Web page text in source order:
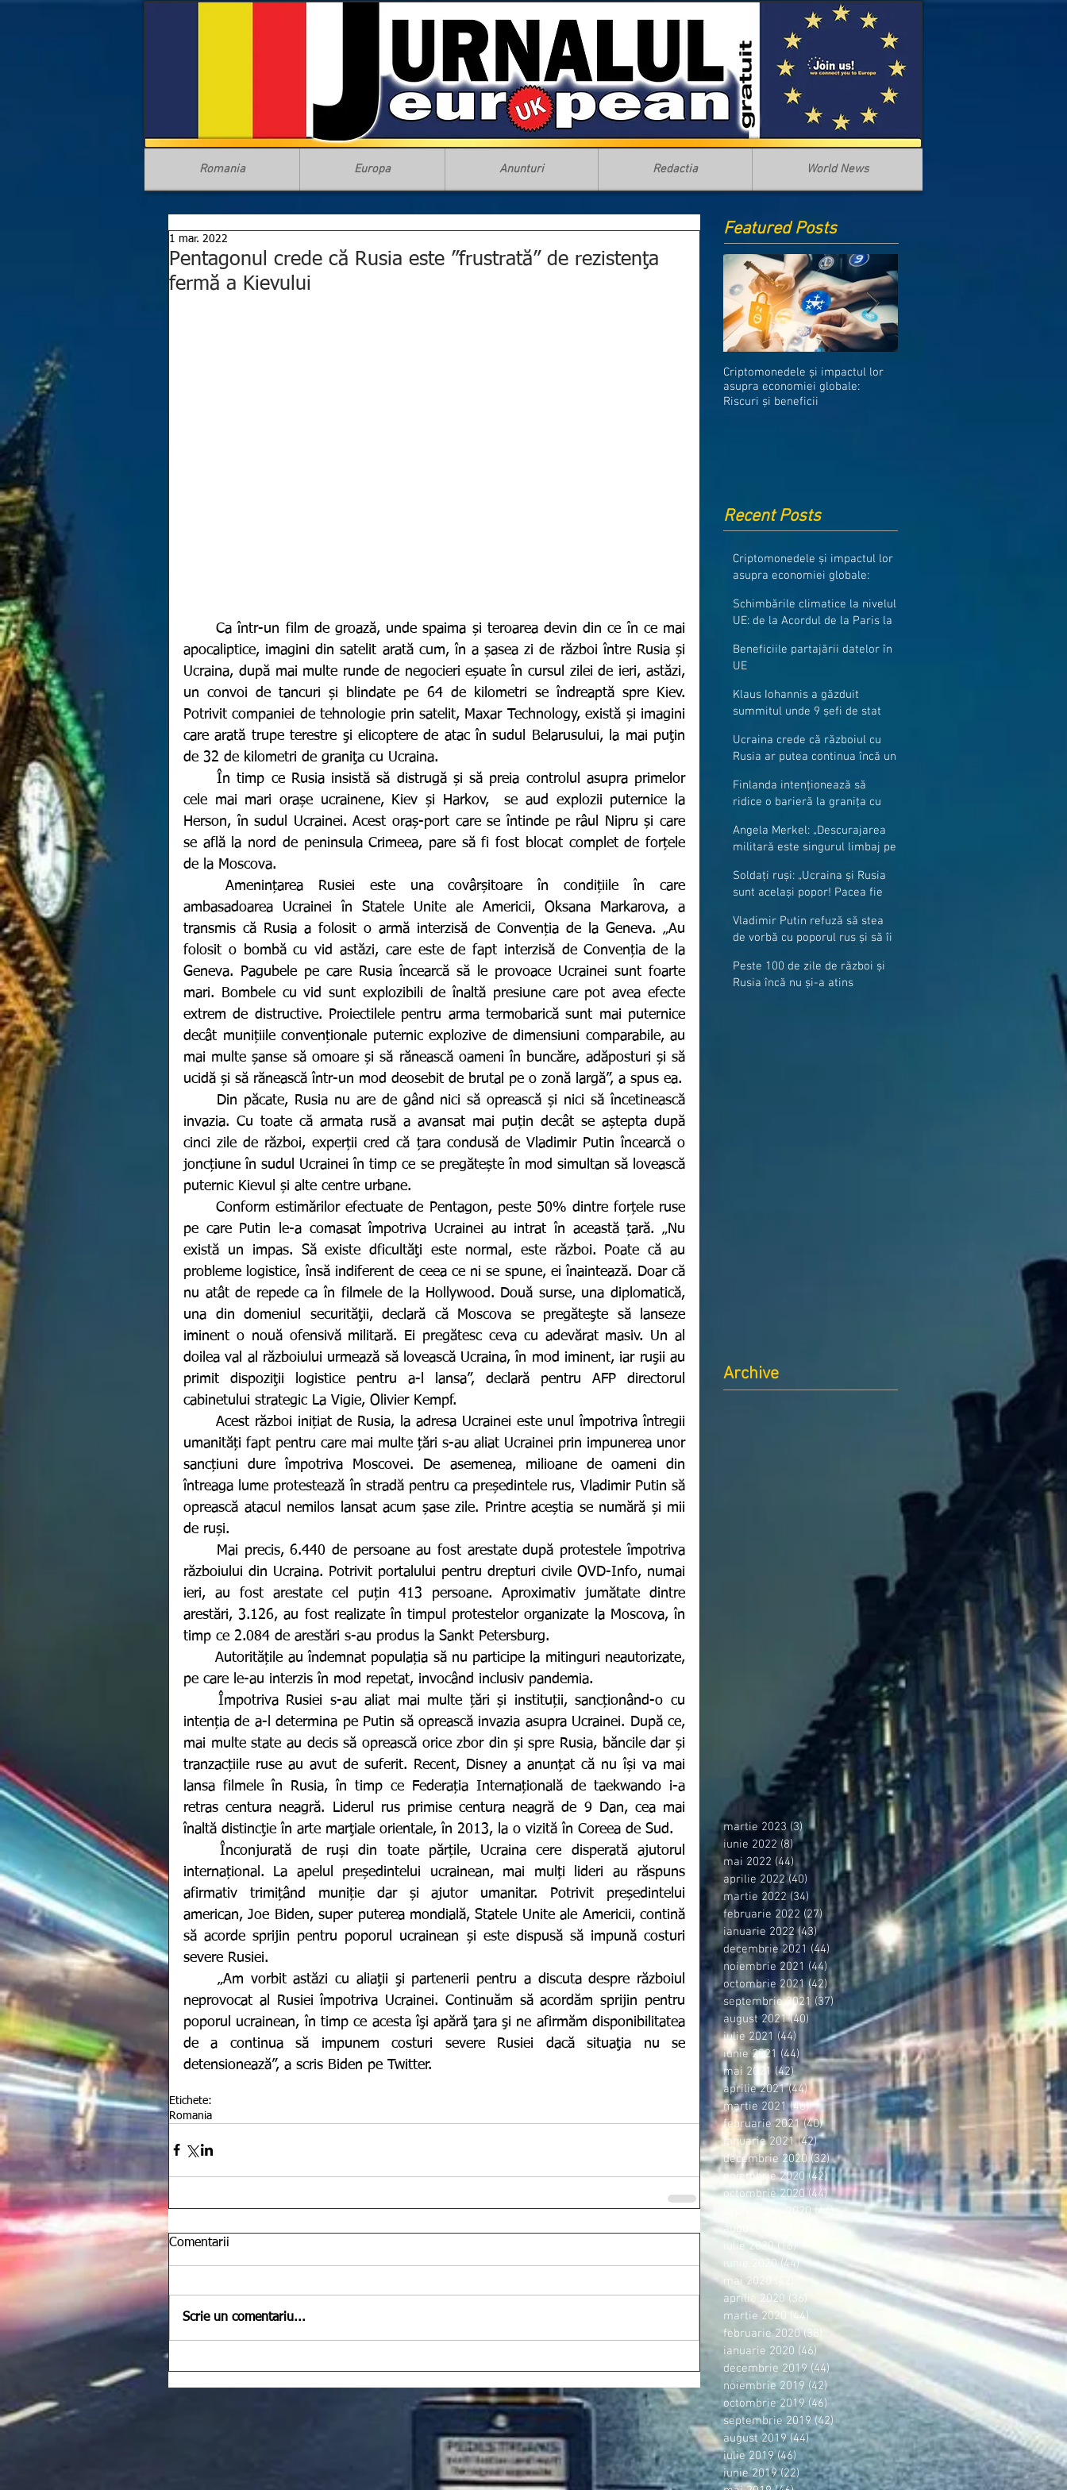
Romania Europa Anunturi Redactia World News
Pentagonul crede că Rusia este ”frustrată” de rezistenţa
fermă a Kievului
1 mar. 2022
	Ca într-un film de groază, unde spaima și teroarea devin din ce în ce mai
apocaliptice, imagini din satelit arată cum, în a șasea zi de război între Rusia și
Ucraina, după mai multe runde de negocieri eșuate în cursul zilei de ieri, astăzi,
un convoi de tancuri și blindate pe 64 de kilometri se îndreaptă spre Kiev.
Potrivit companiei de tehnologie prin satelit, Maxar Technology, există și imagini
care arată trupe terestre şi elicoptere de atac în sudul Belarusului, la mai puţin
de 32 de kilometri de graniţa cu Ucraina.
	În timp ce Rusia insistă să distrugă și să preia controlul asupra primelor
cele mai mari orașe ucrainene, Kiev și Harkov,  se aud explozii puternice la
Herson, în sudul Ucrainei. Acest oraș-port care se întinde pe râul Nipru și care
se află la nord de peninsula Crimeea, pare să fi fost blocat complet de forțele
de la Moscova.
ambasadoarea Ucrainei în Statele Unite ale Americii, Oksana Markarova, a
transmis că Rusia a folosit o armă interzisă de Convenția de la Geneva. „Au
folosit o bombă cu vid astăzi, care este de fapt interzisă de Convenția de la
Geneva. Pagubele pe care Rusia încearcă să le provoace Ucrainei sunt foarte
mari. Bombele cu vid sunt explozibili de înaltă presiune care pot avea efecte
extrem de distructive.
Proiectilele pentru arma termobarică sunt mai puternice
decât munițiile convenționale puternic explozive de dimensiuni comparabile, au
mai multe șanse să omoare și să rănească oameni în buncăre, adăposturi și să
ucidă și să rănească într-un mod deosebit de brutal pe o zonă largă
invazia. Cu toate că armata rusă a avansat mai puțin decât se aștepta după
cinci zile de război, experții cred că țara condusă de Vladimir Putin încearcă o
joncțiune în sudul Ucrainei în timp ce se pregătește în mod simultan să lovească
puternic Kievul și alte centre urbane.
	Conform estimărilor efectuate de Pentagon, peste 50% dintre forțele ruse
pe care Putin le-a comasat împotriva Ucrainei au intrat în această țară. „Nu
există un impas. Să existe dficultăţi este normal, este război. Poate că au
probleme logistice, însă indiferent de ceea ce ni se spune, ei înaintează. Doar că
nu atât de repede ca în filmele de la Hollywood. Două surse, una diplomatică,
una din domeniul securităţii, declară că Moscova se pregăteşte să lanseze
iminent o nouă ofensivă militară. Ei pregătesc ceva cu adevărat masiv. Un al
doilea val al războiului urmează să lovească Ucraina, în mod iminent, iar ruşii au
primit dispoziţii logistice pentru a-l lansa”, declară pentru AFP directorul
cabinetului strategic La Vigie, Olivier Kempf.
umanități fapt pentru care mai multe țări s-au aliat Ucrainei prin impunerea unor
sancțiuni dure împotriva Moscovei. De asemenea, milioane de oameni din
întreaga lume protestează în stradă pentru ca președintele rus, Vladimir Putin să
oprească atacul nemilos lansat acum șase zile. Printre aceștia se numără și mii
de ruși.
războiului din Ucraina. Potrivit portalului pentru drepturi civile OVD-Info, numai
ieri, au fost arestate cel puțin 413 persoane. Aproximativ jumătate dintre
arestări, 3.126, au fost realizate în timpul protestelor organizate la Moscova, în
timp ce 2.084 de arestări s-au produs la Sankt Petersburg.
	Autoritățile au îndemnat populația să nu participe la mitinguri neautorizate,
pe care le-au interzis în mod repetat, invocând inclusiv pandemia.
intenția de a-l determina pe Putin să oprească invazia asupra Ucrainei. După ce,
mai multe state au decis să oprească orice zbor din și spre Rusia, băncile dar și
tranzacțiile ruse au avut de suferit. Recent, Disney a anunțat că nu își va mai
lansa filmele în Rusia, în timp ce Federația Internațională de taekwando i-a
retras centura neagră.
Liderul rus primise centura neagră de 9 Dan, cea mai
înaltă distincţie în arte marţiale orientale, în 2013, la o vizită în Coreea de Sud.
Înconjurată de ruși din toate părțile, Ucraina cere disperată ajutorul
internațional. La apelul președintelui ucrainean, mai mulți lideri au răspuns
afirmativ trimițând muniție dar și ajutor umanitar. Potrivit președintelui
american, Joe Biden, super puterea mondială, Statele Unite ale Americii, contină
să acorde sprijin pentru poporul ucrainean și este dispusă să impună costuri
severe Rusiei.
neprovocat al Rusiei împotriva Ucrainei. Continuăm să acordăm sprijin pentru
poporul ucrainean, în timp ce acesta îşi apără ţara şi ne afirmăm disponibilitatea
de a continua să impunem costuri severe Rusiei dacă situaţia nu se
detensionează”, a scris Biden pe Twitter.
Etichete:
Romania
Comentarii
Scrie un comentariu...
Featured Posts
Criptomonedele și impactul lor
asupra economiei globale:
Riscuri și beneficii
Recent Posts
Criptomonedele și impactul lor
asupra economiei globale:
Schimbările climatice la nivelul
UE: de la Acordul de la Paris la
Beneficiile partajării datelor în
UE
Klaus Iohannis a găzduit
summitul unde 9 șefi de stat
granițe
Ucraina crede că războiul cu
Rusia ar putea continua încă un
Finlanda intenționează să
ridice o barieră la granița cu
Angela Merkel: „Descurajarea
militară este singurul limbaj pe
Soldați ruși: „Ucraina și Rusia
sunt același popor! Pacea fie
Vladimir Putin refuză să stea
de vorbă cu poporul rus și să îi
Peste 100 de zile de război și
Rusia încă nu și-a atins
Archive
martie 2023 (3)3 postări
iunie 2022 (8)8 postări
mai 2022 (44) 44 postări
aprilie 2022 (40) 40 postări
martie 2022 (34) 34 postări
februarie 2022 (27) 27 postări
ianuarie 2022 (43)43 postări
decembrie 2021 (44) 44 postări
noiembrie 2021 (44)44 postări
octombrie 2021 (42) 42 postări
septembrie 2021 (37) 37 postări
august 2021 (40) 40 postări
iulie 2021 (44) 44 postări
iunie 2021 (44) 44 postări
mai 2021 (42)42 postări
aprilie 2021 (44)44 postări
martie 2021 (46)46 postări
februarie 2021 (40)40 postări
ianuarie 2021 (42)42 postări
decembrie 2020 (32)32 postări
noiembrie 2020 (42)42 postări
octombrie 2020 (44)44 postări
septembrie 2020 (44)44 postări
august 2020
42 postări
iulie 2020 (16)16 postări
iunie 2020 (44)44 postări
mai 2020
42 postări
aprilie 2020 (36) 36 postări
martie 2020 (44) 44 postări
februarie 2020 (38)
38 postări
ianuarie 2020 (46) 46 postări
decembrie 2019 (44)44 postări
noiembrie 2019 (42)42 postări
octombrie 2019 (46) 46 postări
septembrie 2019 (42) 42 postări
august 2019 (44)44 postări
iulie 2019 (46) 46 postări
iunie 2019 (22)22 postări